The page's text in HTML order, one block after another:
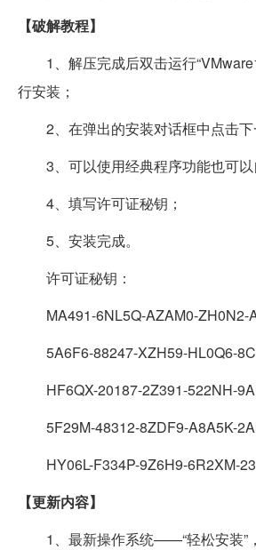
【破解教程】
1、解压完成后双击运行
行安装；
2、在弹出的安装对话框中点击下
3、可以使用经典程序功能也可以
4、填写许可证秘钥；
5、安装完成。
许可证秘钥：
MA491-6NL5Q-AZAM0-ZH0N2-
5A6F6-88247-XZH59-HL0Q6-
HF6QX-20187-2Z391-522NH-
5F29M-48312-8ZDF9-A8A5K-
HY06L-F334P-9Z6H9-6R2XM-
【更新内容】
1、最新操作系统——“轻松安装”